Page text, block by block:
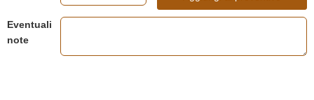
Eventuali
note